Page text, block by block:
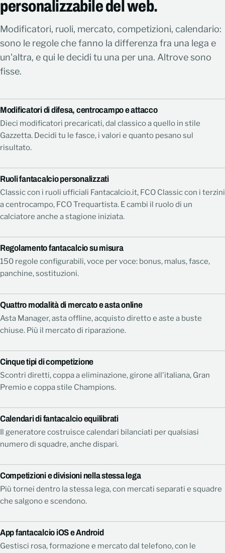
personalizzabile del web.
Modificatori, ruoli, mercato, competizioni, calendario:
sono le regole che fanno la differenza fra una lega e
un'altra, e qui le decidi tu una per una. Altrove sono
fisse.
Modificatori di difesa, centrocampo e attacco
Dieci modificatori precaricati, dal classico a quello in stile
Gazzetta. Decidi tu le fasce, i valori e quanto pesano sul
risultato.
Ruoli fantacalcio personalizzati
Classic con i ruoli ufficiali Fantacalcio.it, FCO Classic con i terzini
a centrocampo, FCO Trequartista. E cambi il ruolo di un
calciatore anche a stagione iniziata.
Regolamento fantacalcio su misura
150 regole configurabili, voce per voce: bonus, malus, fasce,
panchine, sostituzioni.
Quattro modalità di mercato e asta online
Asta Manager, asta offline, acquisto diretto e aste a buste
chiuse. Più il mercato di riparazione.
Cinque tipi di competizione
Scontri diretti, coppa a eliminazione, girone all'italiana, Gran
Premio e coppa stile Champions.
Calendari di fantacalcio equilibrati
Il generatore costruisce calendari bilanciati per qualsiasi
numero di squadre, anche dispari.
Competizioni e divisioni nella stessa lega
Più tornei dentro la stessa lega, con mercati separati e squadre
che salgono e scendono.
App fantacalcio iOS e Android
Gestisci rosa, formazione e mercato dal telefono, con le